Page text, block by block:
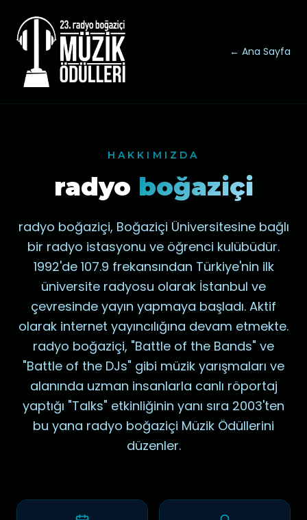
← Ana Sayfa
HAKKIMIZDA
radyo boğaziçi
radyo boğaziçi, Boğaziçi Üniversitesine bağlı
bir radyo istasyonu ve öğrenci kulübüdür.
1992'de 107.9 frekansından Türkiye'nin ilk
üniversite radyosu olarak İstanbul ve
çevresinde yayın yapmaya başladı. Aktif
olarak internet yayıncılığına devam etmekte.
radyo boğaziçi, "Battle of the Bands" ve
"Battle of the DJs" gibi müzik yarışmaları ve
alanında uzman insanlarla canlı röportaj
yaptığı "Talks" etkinliğinin yanı sıra 2003'ten
bu yana radyo boğaziçi Müzik Ödüllerini
düzenler.